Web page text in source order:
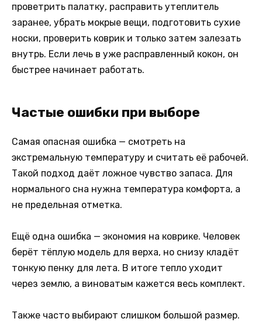
проветрить палатку, расправить утеплитель
заранее, убрать мокрые вещи, подготовить сухие
носки, проверить коврик и только затем залезать
внутрь. Если лечь в уже расправленный кокон, он
быстрее начинает работать.
Частые ошибки при выборе
Самая опасная ошибка — смотреть на
экстремальную температуру и считать её рабочей.
Такой подход даёт ложное чувство запаса. Для
нормального сна нужна температура комфорта, а
не предельная отметка.
Ещё одна ошибка — экономия на коврике. Человек
берёт тёплую модель для верха, но снизу кладёт
тонкую пенку для лета. В итоге тепло уходит
через землю, а виноватым кажется весь комплект.
Также часто выбирают слишком большой размер.